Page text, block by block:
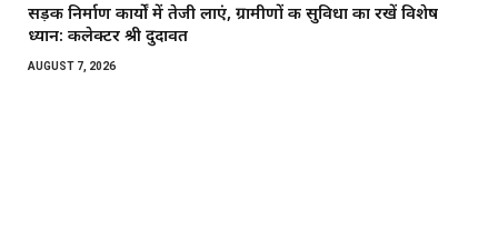
सड़क निर्माण कार्यों में तेजी लाएं, ग्रामीणों की सुविधा का रखें विशेष
ध्यान: कलेक्टर श्री दुदावत
AUGUST 7, 2026